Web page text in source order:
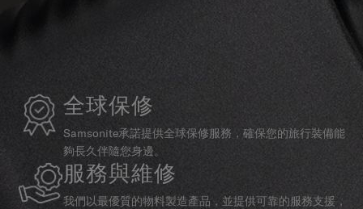
全球保修
Samsonite承諾提供全球保修服務，確保您的旅行裝備能
夠長久伴隨您身邊。
服務與維修
我們以最優質的物料製造產品，並提供可靠的服務支援，